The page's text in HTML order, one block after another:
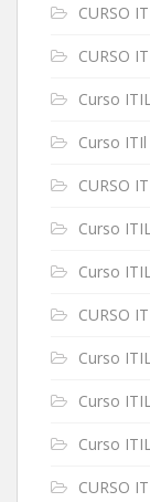
CURSO
CURSO
Curso
Curso
CURSO
Curso
Curso
CURSO
Curso
Curso
Curso
CURSO